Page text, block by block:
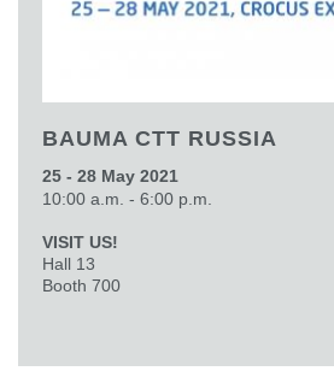
BAUMA CTT RUSSIA
25 - 28 May 2021
10:00 a.m. - 6:00 p.m.
VISIT US!
Hall 13
Booth 700